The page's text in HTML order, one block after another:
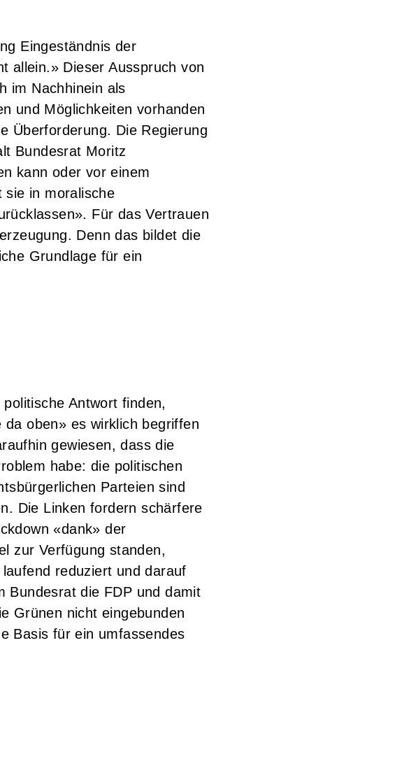
Eingeständnis der
allein.» Dieser Ausspruch von
im Nachhinein als
und Möglichkeiten vorhanden
Überforderung. Die Regierung
Bundesrat Moritz
kann oder vor einem
sie in moralische
Für das Vertrauen
Denn das bildet die
Grundlage für ein
Antwort finden,
oben» es wirklich begriffen
gewiesen, dass die
habe: die politischen
Parteien sind
Die Linken fordern schärfere
«dank» der
zur Verfügung standen,
reduziert und darauf
Bundesrat die FDP und damit
Grünen nicht eingebunden
Basis für ein umfassendes